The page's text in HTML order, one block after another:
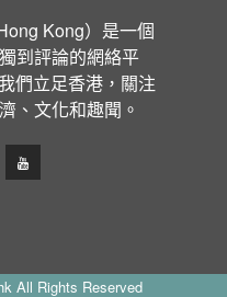
Kong）是一個
到評論的網絡平
們立足香港，關注
、文化和趣聞。
All Rights Reserved